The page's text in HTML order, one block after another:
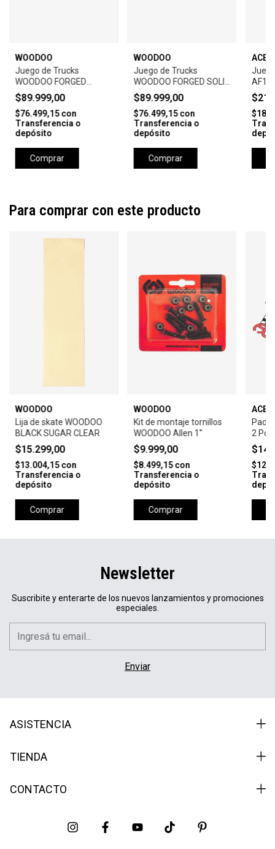
WOODOO
Juego de Trucks
WOODOO FORGED
SOLID-149 mm-BLACK-
(Set x 2u.)
$89.999,00
$76.499,15con
Transferencia o
depósito
Comprar
WOODOO
Juego de Trucks
WOODOO FORGED SOLID
159 mm-BLACK-(Set x
2u.)
$89.999,00
$76.499,15con
Transferencia o
depósito
Comprar
ACE
AF1-
Para comprar con este producto
WOODOO
Lija de skate WOODOO
BLACK SUGAR CLEAR
$15.299,00
$13.004,15con
Transferencia o
depósito
Comprar
WOODOO
Kit de montaje tornillos
WOODOO Allen 1''
$9.999,00
$8.499,15con
Transferencia o
depósito
Comprar
ACE
Pads
2
Newsletter
Suscribite y enterarte de los nuevos lanzamientos y promociones
especiales.
ASISTENCIA
TIENDA
CONTACTO